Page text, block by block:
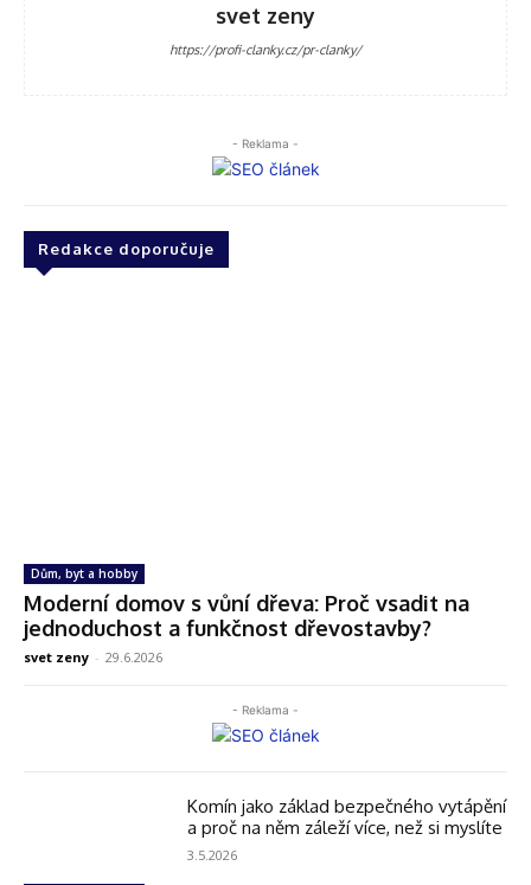
svet zeny
https://profi-clanky.cz/pr-clanky/
- Reklama -
Redakce doporučuje
Dům, byt a hobby
Moderní domov s vůní dřeva: Proč vsadit na
jednoduchost a funkčnost dřevostavby?
svet zeny - 29.6.2026
- Reklama -
Komín jako základ bezpečného vytápění
a proč na něm záleží více, než si myslíte
3.5.2026